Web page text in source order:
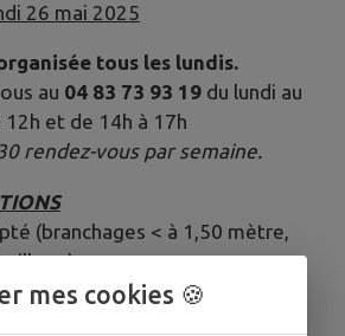
26 mai 2025
tous les lundis.
au 04 83 73 93 19 du lundi au
et de 14h à 17h
rendez-vous par semaine.
(branchages < à 1,50 mètre,
doivent impérativement être
des poubelles de jardin.
mes cookies 🍪